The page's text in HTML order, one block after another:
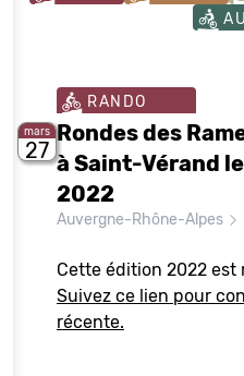
mars
27
RANDO
Rondes des
à Saint-Vérand
2022
Auvergne-Rhône-Alpes
Cette édition 2022
Suivez ce lien pour
récente.